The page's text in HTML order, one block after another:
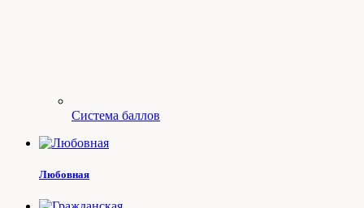
Система баллов
Любовная